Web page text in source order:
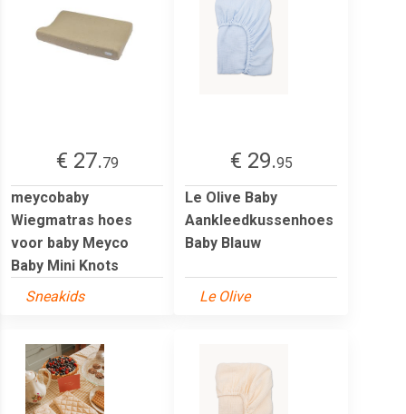
€ 27.79
meycobaby
Wiegmatras hoes
voor baby Meyco
Baby Mini Knots
Sneakids
€ 29.95
Le Olive Baby
Aankleedkussenhoes
Baby Blauw
Le Olive